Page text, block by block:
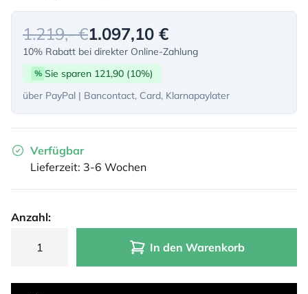
1.219,- €1.097,10 €
10% Rabatt bei direkter Online-Zahlung
% Sie sparen 121,90 (10%)
über PayPal | Bancontact, Card, Klarnapaylater
Verfügbar
Lieferzeit: 3-6 Wochen
Anzahl:
In den Warenkorb